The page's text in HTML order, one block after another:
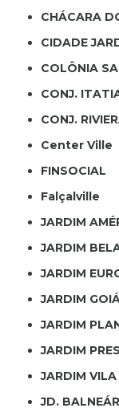
CHÁCARA
CIDADE
COLÔNIA
CONJ.
CONJ.
Center Ville
FINSOCIAL
Falçalville
JARDIM
JARDIM
JARDIM
JARDIM
JARDIM
JARDIM
JARDIM
JD.